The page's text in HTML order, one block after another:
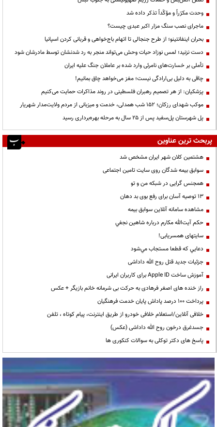
وحدت مکرّراً و مؤکّداً تذکر داده شد
ماجرای نصب سنگ مزار اکبر عبدی چیست؟
بحران اینفانتینو؛ از طرح جنجالی تا اتهام باج‌خواهی و قربانی کردن اسپانیا
دست نزنید؛ لمس نوزاد حیات وحش می‌تواند منجر به رد شدنشان توسط مادرشان شود
تأملی بر خسارت‌های نامرئی وارد شده بر عاملان جنگ علیه ایران
چاقی به دلیل بی‌ارادگی نیست؛ مغز می‌خواهد چاق بمانیم!
پزشکیان: از هر تصمیم رهبران فلسطینی در روند مذاکرات حمایت می‌کنیم
موکب شهدای رزکان؛ ۱۵۲ شب همدلی، خدمت و میزبانی از مردم ولایت‌مدار شهریار
پل شهرستان پل‌سفید پس از ۲۵ سال به مرحله بهره‌برداری رسید
پربحث ترین عناوین
هشتمین کلان شهر ایران مشخص شد
سوابق بیمه شدگان روی سایت تامین اجتماعی
همجنس گرایی در شبکه من و تو
13 توصیه آسان برای رفع بوی بد دهان
مشاهده سامانه آنلاين سوابق بیمه
حكم آيت‌الله مكارم درباره شاهين نجفي
سایتهای همسریابی!
دعايي كه قطعا مستجاب مي‌شود
جزئیات جدید قتل روح الله داداشی
آموزش ساخت Apple ID برای کاربران ایرانی
راز خنده های اصغر فرهادی به حرکت بی شرمانه خانم بازیگر + عکس
پرداخت ۱۰۰ درصد پاداش پایان خدمت فرهنگیان
خلافی آنلاین/استعلام خلافی خودرو از طریق اینترنت، پیام کوتاه ، تلفن
جسدغرق درخون روح الله داداشی (عکس)
پاسخ های دکتر توکلی به سوالات کنکوری ها